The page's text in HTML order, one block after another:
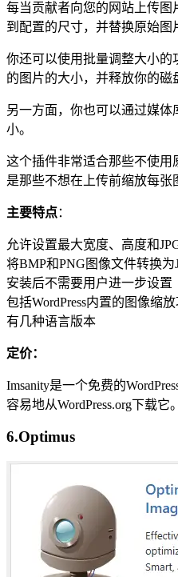
每当贡献者向您的网站上传图
到配置的尺寸，并替换原始图
你还可以使用批量调整大小
的图片的大小，并释放你的磁
另一方面，你也可以通过媒
小。
这个插件非常适合那些不使
是那些不想在上传前缩放每张
主要特点：
允许设置最大宽度、高度和
将BMP和PNG图像文件转换为
安装后不需要用户进一步设置
包括WordPress内置的图像缩
有几种语言版本
定价：
Imsanity是一个免费的
容易地从WordPress.org下载它。
6.Optimus